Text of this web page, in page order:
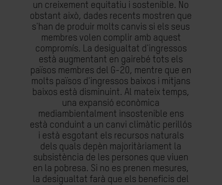
un creixement equitatiu i sostenible. No
obstant això, dades recents mostren que
s'han de produir molts canvis si els seus
membres volen complir amb aquest
compromís. La desigualtat d'ingressos
està augmentant en gairebé tots els
països membres del G-20, mentre que en
molts països d'ingressos baixos i mitjans
baixos està disminuint. Al mateix temps,
una expansió econòmica
mediambientalment insostenible ens
està conduint a un canvi climàtic perillós
i està esgotant els recursos naturals
dels quals depèn majoritàriament la
subsistència de les persones que viuen
en la pobresa. Si no es prenen mesures,
la desigualtat farà que els beneficis del